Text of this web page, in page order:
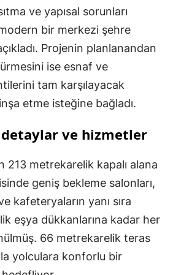
ve yapısal sorunları
bir merkezi şehre
Projenin planlanandan
ise esnaf ve
tam karşılayacak
etme isteğine bağladı.
ve hizmetler
213 metrekarelik kapalı alana
geniş bekleme salonları,
kafeteryaların yanı sıra
eşya dükkanlarına kadar her
66 metrekarelik teras
yolculara konforlu bir